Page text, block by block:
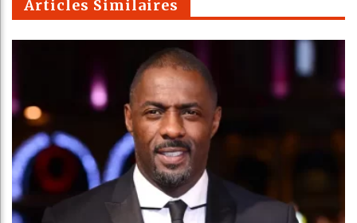
Articles Similaires